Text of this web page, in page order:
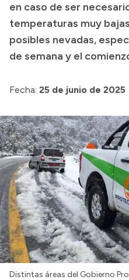
Convocatorias
Intranet
en caso de ser
temperaturas muy
posibles nevadas,
de semana y el
Fecha: 25 de junio de 2025
Distintas áreas del Gobierno